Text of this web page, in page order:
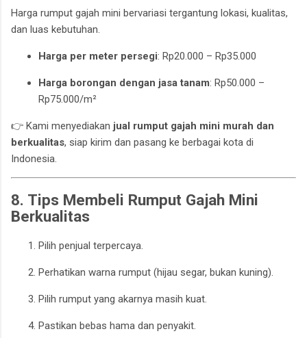
Harga rumput gajah mini bervariasi tergantung lokasi, kualitas,
dan luas kebutuhan.
Harga per meter persegi: Rp20.000 – Rp35.000
Harga borongan dengan jasa tanam: Rp50.000 –
Rp75.000/m²
👉 Kami menyediakan jual rumput gajah mini murah dan
berkualitas, siap kirim dan pasang ke berbagai kota di
Indonesia.
8. Tips Membeli Rumput Gajah Mini
Berkualitas
Pilih penjual terpercaya.
Perhatikan warna rumput (hijau segar, bukan kuning).
Pilih rumput yang akarnya masih kuat.
Pastikan bebas hama dan penyakit.